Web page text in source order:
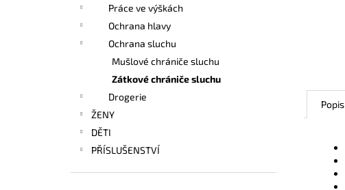
Práce ve výškách
Ochrana hlavy
Ochrana sluchu
Mušlové chrániče sluchu
Zátkové chrániče sluchu
Drogerie
ŽENY
DĚTI
PŘÍSLUŠENSTVÍ
Popis